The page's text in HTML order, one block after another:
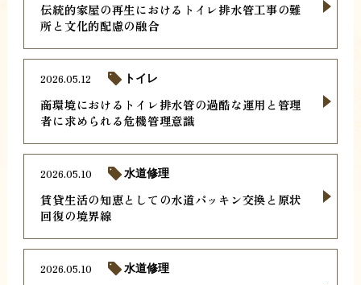
伝統的家屋の再生におけるトイレ排水管工事の難
所と文化的配慮の融合
商環境におけるトイレ排水管の過酷な運用と管理
者に求められる危機管理意識
2026.05.12 トイレ
賃貸生活の知恵としての水道パッキン交換と原状
回復の境界線
2026.05.10 水道修理
2026.05.10 水道修理